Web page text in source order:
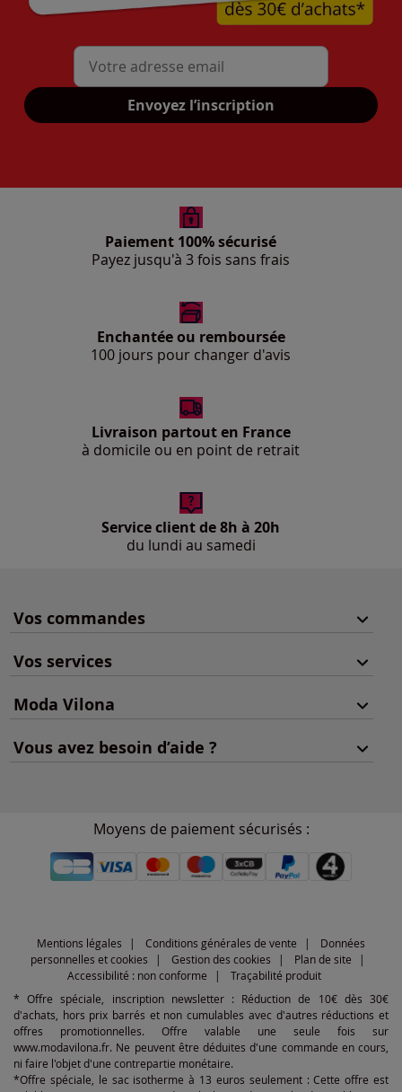
Mon adresse mail
Envoyez l’inscription
Paiement 100% sécurisé
Payez jusqu'à 3 fois sans frais
Enchantée ou remboursée
100 jours pour changer d'avis
Livraison partout en France
à domicile ou en point de retrait
Service client de 8h à 20h
du lundi au samedi
Vos commandes
Vos services
Moda Vilona
Vous avez besoin d’aide ?
Moyens de paiement sécurisés :
Mentions légales Conditions générales de vente
Données
personnelles et cookies
Gestion des cookies
Plan de site
Accessibilité : non conforme
Traçabilité produit
* Offre spéciale, inscription newsletter : Réduction de 10€ dès 30€
d'achats, hors prix barrés et non cumulables avec d'autres réductions et
offres promotionnelles. Offre valable une seule fois sur
www.modavilona.fr. Ne peuvent être déduites d'une commande en cours,
ni faire l'objet d'une contrepartie monétaire.
*Offre spéciale, le sac isotherme à 13 euros seulement : Cette offre est